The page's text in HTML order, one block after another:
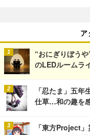
ア
“おにぎりぼう
のLEDルームラ
「忍たま」五年
仕草…和の趣を
「東方Project